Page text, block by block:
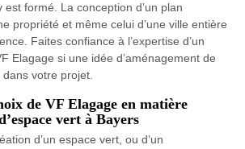
formé. La conception d’un plan
propriété et même celui d’une ville entière
Faites confiance à l’expertise d’un
Elagage si une idée d’aménagement de
votre projet.
de VF Elagage en matière
vert à Bayers
d’un espace vert, ou d’un